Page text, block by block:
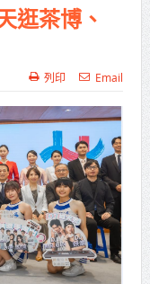
動態測試
設施公共
長陳其
共同揭幕
逛茶博、
列印 Email